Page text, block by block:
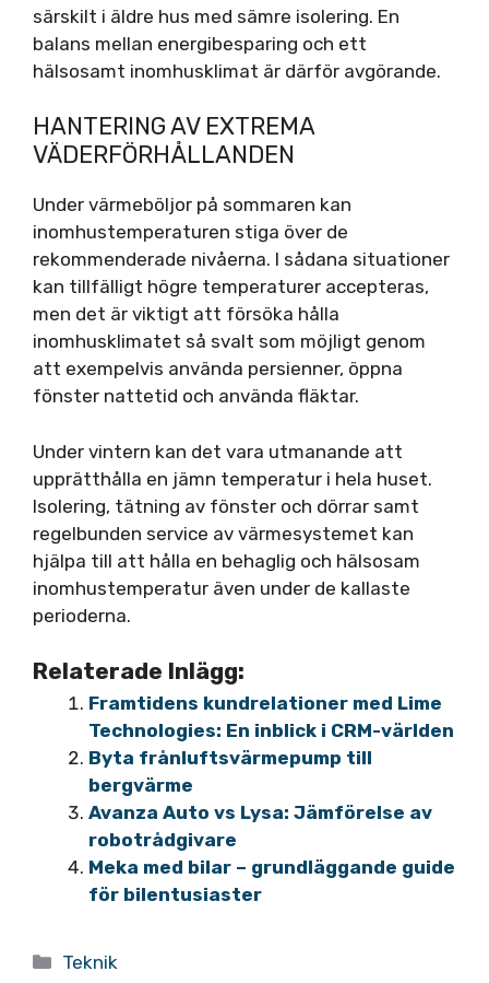
särskilt i äldre hus med sämre isolering. En
balans mellan energibesparing och ett
hälsosamt inomhusklimat är därför avgörande.
HANTERING AV EXTREMA
VÄDERFÖRHÅLLANDEN
Under värmeböljor på sommaren kan
inomhustemperaturen stiga över de
rekommenderade nivåerna. I sådana situationer
kan tillfälligt högre temperaturer accepteras,
men det är viktigt att försöka hålla
inomhusklimatet så svalt som möjligt genom
att exempelvis använda persienner, öppna
fönster nattetid och använda fläktar.
Under vintern kan det vara utmanande att
upprätthålla en jämn temperatur i hela huset.
Isolering, tätning av fönster och dörrar samt
regelbunden service av värmesystemet kan
hjälpa till att hålla en behaglig och hälsosam
inomhustemperatur även under de kallaste
perioderna.
Relaterade Inlägg:
Framtidens kundrelationer med Lime
Technologies: En inblick i CRM-världen
Byta frånluftsvärmepump till
bergvärme
Avanza Auto vs Lysa: Jämförelse av
robotrådgivare
Meka med bilar – grundläggande guide
för bilentusiaster
Kategorier
Teknik